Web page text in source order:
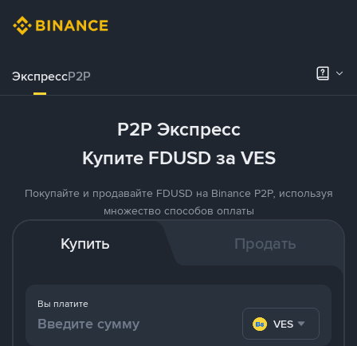
ЭкспрессP2P
P2P Экспресс
Купите FDUSD за VES
Покупайте и продавайте FDUSD на Binance P2P, используя
множество способов оплаты
Купить Продать
Вы платите
VES